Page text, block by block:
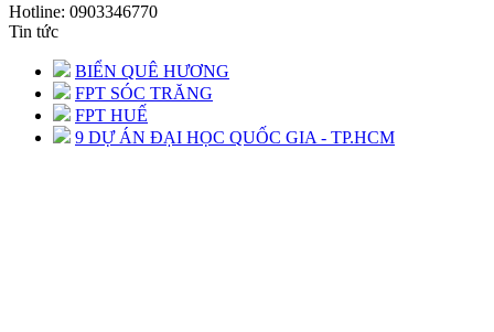
Hotline: 0903346770
Tin tức
BIỂN QUÊ HƯƠNG
FPT SÓC TRĂNG
FPT HUẾ
9 DỰ ÁN ĐẠI HỌC QUỐC GIA - TP.HCM